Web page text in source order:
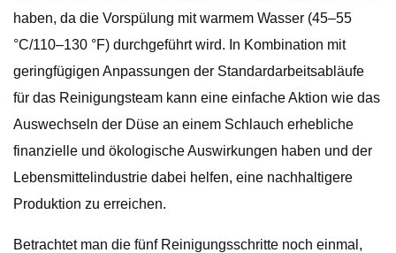
haben, da die Vorspülung mit warmem Wasser (45–55
°C/110–130 °F) durchgeführt wird. In Kombination mit
geringfügigen Anpassungen der Standardarbeitsabläufe
für das Reinigungsteam kann eine einfache Aktion wie das
Auswechseln der Düse an einem Schlauch erhebliche
finanzielle und ökologische Auswirkungen haben und der
Lebensmittelindustrie dabei helfen, eine nachhaltigere
Produktion zu erreichen.
Betrachtet man die fünf Reinigungsschritte noch einmal,